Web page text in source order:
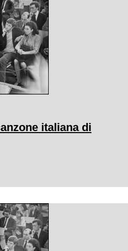
italiana di